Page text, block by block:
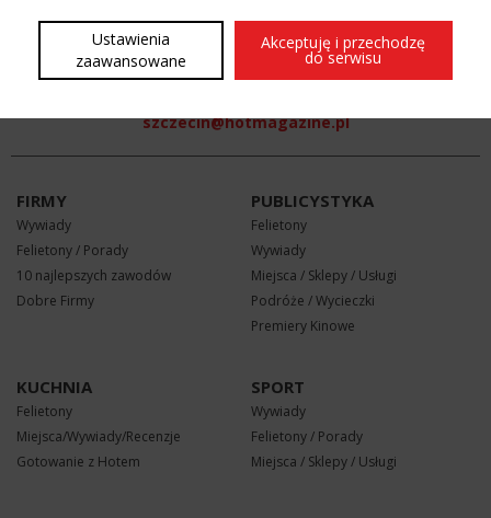
REKLAMA W HOT
szczecin@hotmagazine.pl
FIRMY
Wywiady
Felietony / Porady
10 najlepszych zawodów
Dobre Firmy
PUBLICYSTYKA
Felietony
Wywiady
Miejsca / Sklepy / Usługi
Podróże / Wycieczki
Premiery Kinowe
KUCHNIA
Felietony
Miejsca/Wywiady/Recenzje
Gotowanie z Hotem
SPORT
Wywiady
Felietony / Porady
Miejsca / Sklepy / Usługi
Ustawienia
zaawansowane
Akceptuję i przechodzę
do serwisu